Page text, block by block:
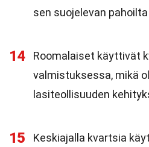
sen suojelevan
14
Roomalaiset käyttivät
valmistuksessa, mikä
lasiteollisuuden
15
Keskiajalla kvartsia